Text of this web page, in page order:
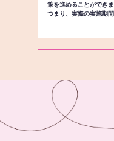
策を進めることができま
つまり、実際の実施期